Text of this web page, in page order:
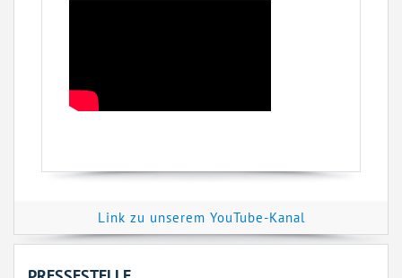
Link zu unserem YouTube-Kanal